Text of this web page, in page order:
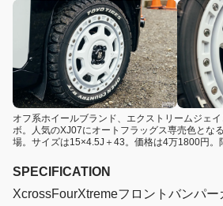
オフ系ホイールブランド、エクストリームジェ
ボ。人気のXJ07にオートフラッグス専売色とな
場。サイズは15×4.5J＋43。価格は4万1800円。
SPECIFICATION
XcrossFourXtremeフロントバンパ